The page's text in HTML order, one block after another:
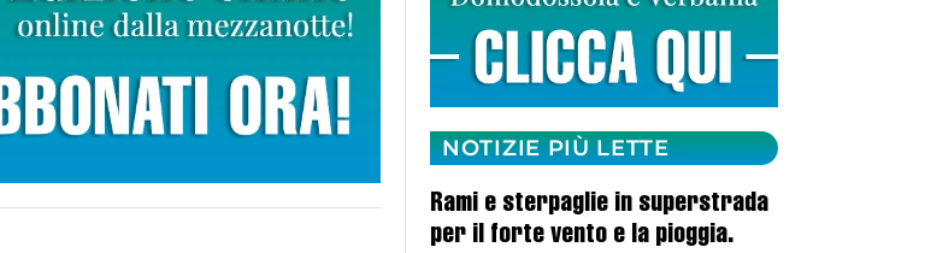
NOTIZIE PIÙ LETTE
Rami e sterpaglie in superstrada
per il forte vento e la pioggia.